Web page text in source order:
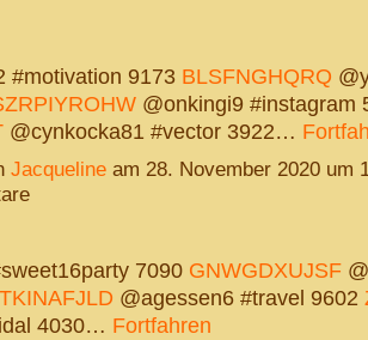
#motivation 9173 BLSFNGHQRQ
@onkingi9 #instagram
@cynkocka81 #vector 3922…
Jacquelineam 28. November 2020 um
7090 GNWGDXUJSF
@agessen6 #travel 9602
4030… Fortfahren